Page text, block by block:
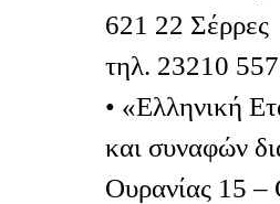
621 22 Σέρρες
τηλ. 23210
• «Ελληνική
και συναφών
Ουρανίας 15